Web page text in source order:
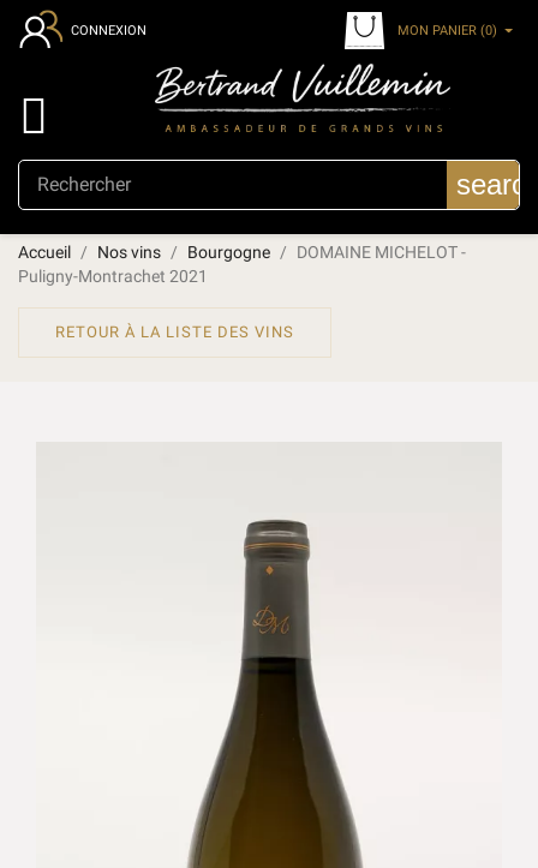
CONNEXION MON PANIER (0)

Accueil Nos vins Bourgogne
DOMAINE MICHELOT -
Puligny-Montrachet 2021
RETOUR À LA LISTE DES VINS